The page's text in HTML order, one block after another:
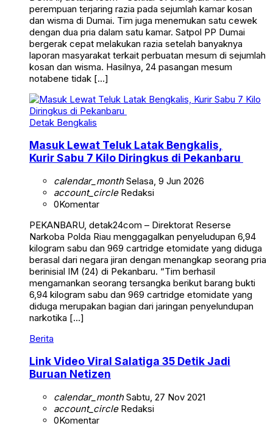
perempuan terjaring razia pada sejumlah kamar kosan
dan wisma di Dumai. Tim juga menemukan satu cewek
dengan dua pria dalam satu kamar. Satpol PP Dumai
bergerak cepat melakukan razia setelah banyaknya
laporan masyarakat terkait perbuatan mesum di sejumlah
kosan dan wisma. Hasilnya, 24 pasangan mesum
notabene tidak […]
Detak Bengkalis
Masuk Lewat Teluk Latak Bengkalis,
Kurir Sabu 7 Kilo Diringkus di Pekanbaru
calendar_monthSelasa, 9 Jun 2026
account_circleRedaksi
0Komentar
PEKANBARU, detak24com – Direktorat Reserse
Narkoba Polda Riau menggagalkan penyeludupan 6,94
kilogram sabu dan 969 cartridge etomidate yang diduga
berasal dari negara jiran dengan menangkap seorang pria
berinisial IM (24) di Pekanbaru. “Tim berhasil
mengamankan seorang tersangka berikut barang bukti
6,94 kilogram sabu dan 969 cartridge etomidate yang
diduga merupakan bagian dari jaringan penyelundupan
narkotika […]
Berita
Link Video Viral Salatiga 35 Detik Jadi
Buruan Netizen
calendar_monthSabtu, 27 Nov 2021
account_circleRedaksi
0Komentar